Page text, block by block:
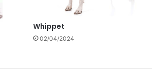
Whippet
02/04/2024